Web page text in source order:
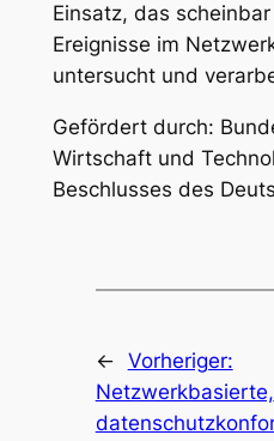
Einsatz, das
Ereignisse im
untersucht und
Gefördert durch:
Wirtschaft und
Beschlusses des
← Vorheriger:
Netzwerkbasierte,